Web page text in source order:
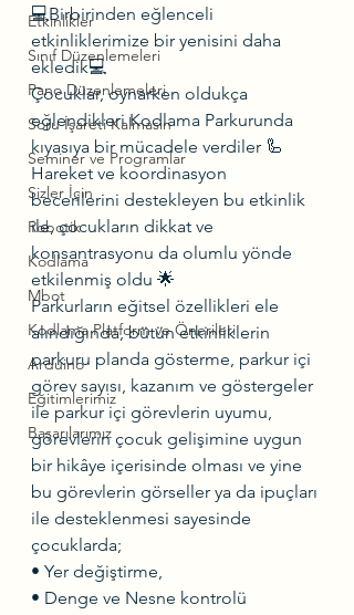
Etkinlikler
Sınıf Düzenlemeleri
Pano Düzenlemeleri
Soru İşareti Kalmasın
Seminer ve Programlar
Sizler İçin
Robotik
Kodlama
Mbot
Kodlama Platform ve Önerileri
Arduino
Eğitimlerimiz
Başarılarımız
💻Birbirinden eğlenceli
etkinliklerimize bir yenisini daha
ekledik💻
Çocuklar, oynarken oldukça
eğlendikleri Kodlama Parkurunda
kıyasıya bir mücadele verdiler 🦾
Hareket ve koordinasyon
becerilerini destekleyen bu etkinlik
ile, çocukların dikkat ve
konsantrasyonu da olumlu yönde
etkilenmiş oldu 🌟
Parkurların eğitsel özellikleri ele
alındığında, bütün etkinliklerin
parkuru planda gösterme, parkur içi
görev sayısı, kazanım ve göstergeler
ile parkur içi görevlerin uyumu,
görevlerin çocuk gelişimine uygun
bir hikâye içerisinde olması ve yine
bu görevlerin görseller ya da ipuçları
ile desteklenmesi sayesinde
çocuklarda;
• Yer değiştirme,
• Denge ve Nesne kontrolü